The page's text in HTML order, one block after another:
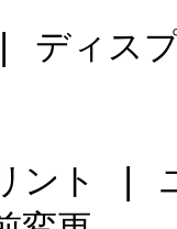
ィスプ
ント |